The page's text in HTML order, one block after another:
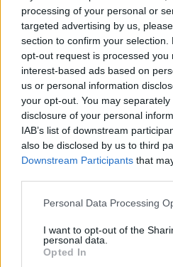
processing of your personal or
targeted advertising by us,
section to confirm your
opt-out request is processed you
interest-based ads based on
us or personal information
your opt-out. You may
disclosure of your personal
IAB’s list of downstream
also be disclosed by us to third
Downstream Participants that
Please note that this website/
not limited to your visit or usage
grant or deny consent to Google
use your data for below
Personal Data Processing
I want to opt-out of the
personal data.
Opted In
amelyek karrierjének
meghatározták. A
az albumból hétfőn
Billboard magazin máris
hangzást és feszes
albumon megszólaló
énekes 2012
című önéletrajza ihlette.
kezdtek az agyamba a
dalszövegötletek... Aztán
közepén felriadtam, és
kerestem egy tollat,
fejemben van. Ilyesmi
gyorsan végeztem, de
hogy még nem vagyok